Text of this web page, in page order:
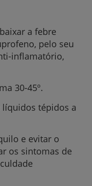
a febre
pelo seu
inflamatório,
30-45º.
líquidos tépidos a
e evitar o
os sintomas de